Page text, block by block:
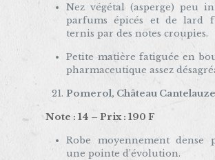
Nez végétal (asperge) peu
parfums épicés et de lard
ternis par des notes croupies.
Petite matière fatiguée en
pharmaceutique assez
Pomerol, Château Cantelauze
Note : 14 – Prix : 190 F
Robe moyennement dense
une pointe d’évolution.